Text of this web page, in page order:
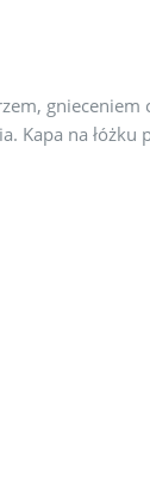
Kapa na łóżku